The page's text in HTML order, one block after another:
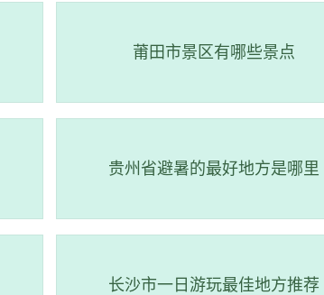
莆田市景区有哪些景点
贵州省避暑的最好地方是哪里
长沙市一日游玩最佳地方推荐